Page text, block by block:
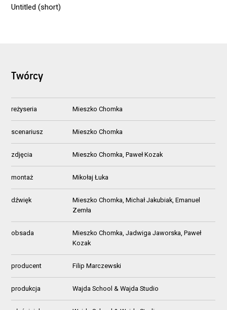
Untitled (short)
Twórcy
reżyseria Mieszko Chomka
scenariusz Mieszko Chomka
zdjęcia Mieszko Chomka, Paweł Kozak
montaż Mikołaj Łuka
dźwięk
Mieszko Chomka, Michał Jakubiak, Emanuel
Zemła
obsada
Mieszko Chomka, Jadwiga Jaworska, Paweł
Kozak
producent Filip Marczewski
produkcja Wajda School & Wajda Studio